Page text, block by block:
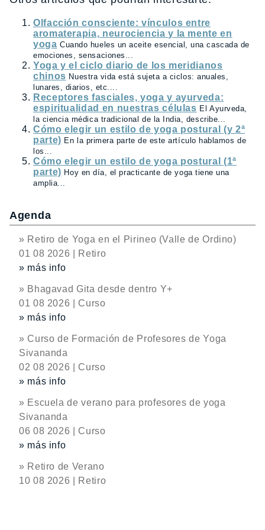
Olfacción consciente: vínculos entre
aromaterapia, neurociencia y la mente en
yoga Cuando hueles un aceite esencial, una cascada de
emociones, sensaciones...
Yoga y el ciclo diario de los meridianos
chinos Nuestra vida está sujeta a ciclos: anuales,
lunares, diarios, etc....
Receptores fasciales, yoga y ayurveda:
espiritualidad en nuestras células El Ayurveda,
la ciencia médica tradicional de la India, describe...
Cómo elegir un estilo de yoga postural (y 2ª
parte) En la primera parte de este artículo hablamos de
los...
Cómo elegir un estilo de yoga postural (1ª
parte) Hoy en día, el practicante de yoga tiene una
amplia...
Agenda
» Retiro de Yoga en el Pirineo (Valle de Ordino)
01 08 2026 | Retiro
» más info
» Bhagavad Gita desde dentro Y+
01 08 2026 | Curso
» más info
» Curso de Formación de Profesores de Yoga
Sivananda
02 08 2026 | Curso
» más info
» Escuela de verano para profesores de yoga
Sivananda
06 08 2026 | Curso
» más info
» Retiro de Verano
10 08 2026 | Retiro